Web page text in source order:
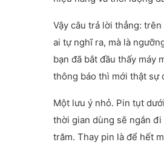
Vậy câu trả lời thẳng:
ai tự nghĩ ra, mà là
bạn đã bắt đầu thấy máy
thông báo thì mới thật sự
Một lưu ý nhỏ. Pin tụt
thời gian dùng sẽ ngắn
trăm. Thay pin là để hết